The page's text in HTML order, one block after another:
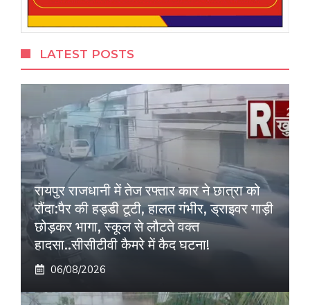
LATEST POSTS
रायपुर राजधानी में तेज रफ्तार कार ने छात्रा को
रौंदा:पैर की हड्डी टूटी, हालत गंभीर, ड्राइवर गाड़ी
छोड़कर भागा, स्कूल से लौटते वक्त
हादसा..सीसीटीवी कैमरे में कैद घटना!
06/08/2026